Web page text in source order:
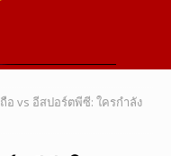
อ vs อีสปอร์ตพีซี: ใครกำลัง